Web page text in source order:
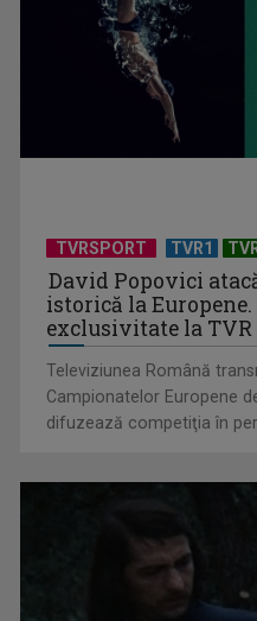
Cum ne-a îmbolnăvit
acolo: Mai încet, fă ...
TVRSPORT TVR1
David Popovici
istorică la
exclusivitate la TVR
Televiziunea Română
Campionatelor Europene
difuzează competiţia în